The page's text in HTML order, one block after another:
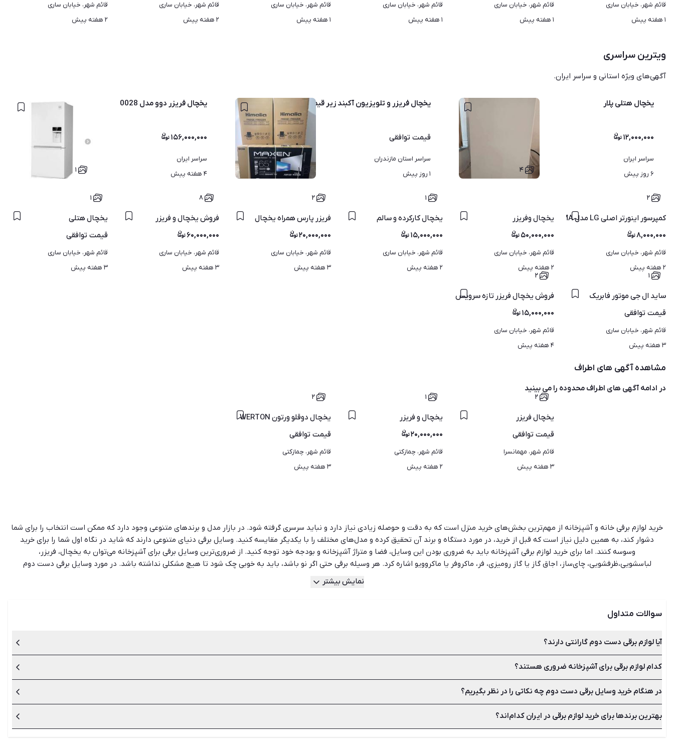
قائم شهر، خیابان ساری
۱ هفته پیش
قائم شهر، خیابان ساری
۱ هفته پیش
قائم شهر، خیابان ساری
۱ هفته پیش
قائم شهر، خیابان ساری
۱ هفته پیش
قائم شهر، خیابان ساری
۲ هفته پیش
قائم شهر، خیابان ساری
۲ هفته پیش
ویترین سراسری
آگهی‌های ویژه استانی و سراسر ایران.
۴
یخچال هتلی پلار
۱۲,۰۰۰,۰۰۰
سراسر ایران
۶ روز پیش
۱
یخچال فریزر و تلویزیون آکبند زیر قیمت کارخانه
قیمت توافقی
سراسر استان مازندران
۱ روز پیش
۱
یخچال فریزر دوو مدل 0028
۱۵۶,۰۰۰,۰۰۰
سراسر ایران
۴ هفته پیش
۲
کمپرسور اینورتر اصلی LG مدل FLA150NBMA
۸,۰۰۰,۰۰۰
قائم شهر، خیابان ساری
۲ هفته پیش
یخچال وفریزر
۵۰,۰۰۰,۰۰۰
قائم شهر، خیابان ساری
۲ هفته پیش
۱
یخچال کارکرده و سالم
۱۵,۰۰۰,۰۰۰
قائم شهر، خیابان ساری
۲ هفته پیش
۲
فریزر پارس همراه یخچال
۲۰,۰۰۰,۰۰۰
قائم شهر، خیابان ساری
۳ هفته پیش
۸
فروش یخچال و فریزر
۶۰,۰۰۰,۰۰۰
قائم شهر، خیابان ساری
۳ هفته پیش
۱
یخچال هتلی
قیمت توافقی
قائم شهر، خیابان ساری
۳ هفته پیش
۱
ساید ال جی موتور فابریک
قیمت توافقی
قائم شهر، خیابان ساری
۳ هفته پیش
۲
فروش یخچال فریزر تازه سرویس کرده
۱۵,۰۰۰,۰۰۰
قائم شهر، خیابان ساری
۴ هفته پیش
مشاهده آگهی های اطراف
در ادامه آگهی های اطراف محدوده را می بینید
۲
یخچال فریزر
قیمت توافقی
قائم شهر، مهمانسرا
۳ هفته پیش
۱
یخچال و فریزر
۲۰,۰۰۰,۰۰۰
قائم شهر، چمازکتی
۲ هفته پیش
۲
یخچال دوقلو ورتون WERTON
قیمت توافقی
قائم شهر، چمازکتی
۳ هفته پیش
خرید لوازم برقی خانه و آشپزخانه از مهم‌ترین بخش‌های خرید منزل است که به دقت و حوصله زیادی نیاز دارد و نباید سرسری گرفته شود. در بازار مدل و برندهای متنوعی وجود دارد که ممکن است انتخاب را برای شما
دشوار کند، به همین دلیل نیاز است که قبل از خرید، در مورد دستگاه و برند آن تحقیق کرده و مدل‌های مختلف را با یکدیگر مقایسه کنید. وسایل برقی دنیای متنوعی دارند که شاید در نگاه اول شما را برای خرید
وسوسه کنند. اما برای خرید لوازم برقی آشپزخانه باید به ضروری بودن این وسایل، فضا و متراژ آشپزخانه و بودجه خود توجه کنید. از ضروری‌ترین وسایل برقی برای آشپزخانه می‌توان به یخچال، فریزر،
لباسشویی،ظرفشویی، چای‌ساز، اجاق گاز یا گاز رومیزی، فر، ماکروفر یا ماکروویو اشاره کرد. هر وسیله برقی حتی اگر نو باشد، باید به خوبی چک شود تا هیچ مشکلی نداشته باشد. در مورد وسایل برقی دست دوم
آشپزخانه که مدام استفاده می‌شوند و معمولا بدون گارانتی هستند، رعایت این نکته بسیار اهمیت بیشتری دارد. اما شما می‌توانید به عنوان خریدار لوازم برقی خانه دست دوم از فروشنده تقاضا کنید که در صورت
امکان، به مدت مشخصی محصول را تست کنید تا از سالم‌بودن آن مطمئن شوید. سایت و اپلیکیشن شیپور در محیطی کاملا امن، دسترسی مستقیم و سریع را جهت خرید و فروش وسایل برقی خانه و آشپزخانه فراهم
نمایش بیشتر
سوالات متداول
آیا لوازم برقی دست دوم گارانتی دارند؟
معمولا اگر مدت زمان زیادی از خرید آن کالا گذشته باشد گارانتی ندارد. اما شما می‌توانید به عنوان خریدار لوازم برقی خانه دست دوم از فروشنده تقاضا کنید که در صورت امکان، به مدت مشخصی محصول را
تست کنید تا از سالم‌بودن آن مطمئن شوید.
کدام لوازم برقی برای آشپزخانه ضروری هستند؟
وسایل برقی دنیای متنوعی دارند که شاید در نگاه اول شما را برای خرید وسوسه کنند. اما برای خرید لوازم برقی آشپزخانه باید به ضروری بودن این وسایل، فضا و متراژ آشپزخانه و بودجه خود توجه کنید. از
ضروری‌ترین وسایل برقی برای آشپزخانه می‌توان به یخچال، فریزر، لباسشویی،ظرفشویی، چای‌ساز، اجاق گاز یا گاز رومیزی، فر، ماکروفر یا ماکروویو اشاره کرد.
در هنگام خرید وسایل برقی دست دوم چه نکاتی را در نظر بگیریم؟
بررسی هر نوع از وسایل برقی دست دوم در هنگام خرید با یکدیگر متفاوت است اما به طور کلی باید برچسب انرژی، سالم بودن بدنه و میزان سروصدای تولیدی را حتما از نزدیک بررسی کنید. خرید لوازم برقی
ریسک‌های زیادی دارد اما با رعایت این نکات می‌توانید آن را به حداقل برسانید.
بهترین برندها برای خرید لوازم برقی در ایران کدام‌اند؟